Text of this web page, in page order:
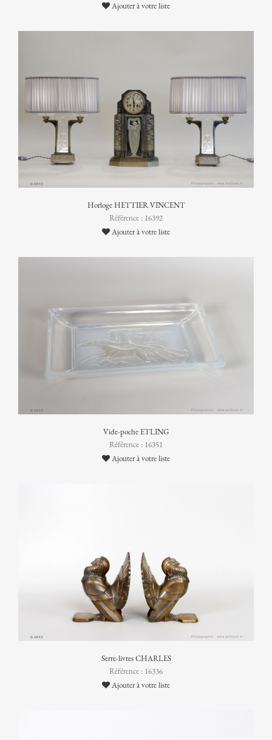
Ajouter à votre liste
Horloge HETTIER VINCENT
Référence : 16392
Ajouter à votre liste
Vide-poche ETLING
Référence : 16351
Ajouter à votre liste
Serre-livres CHARLES
Référence : 16336
Ajouter à votre liste